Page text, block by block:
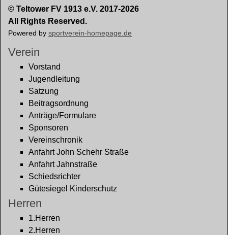
© Teltower FV 1913 e.V. 2017-2026
All Rights Reserved.
Powered by sportverein-homepage.de
Verein
Vorstand
Jugendleitung
Satzung
Beitragsordnung
Anträge/Formulare
Sponsoren
Vereinschronik
Anfahrt John Schehr Straße
Anfahrt Jahnstraße
Schiedsrichter
Gütesiegel Kinderschutz
Herren
1.Herren
2.Herren